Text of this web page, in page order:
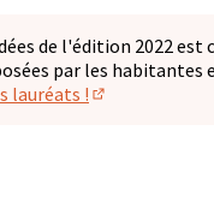
de l'édition 2022 est
par les
lauréats !